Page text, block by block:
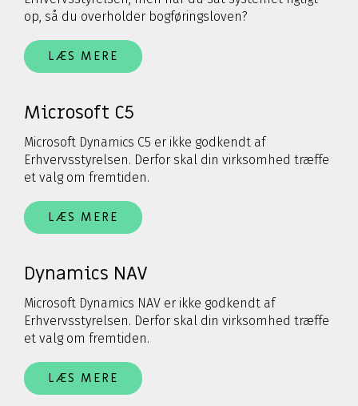
op, så du overholder bogføringsloven?
LÆS MERE
Microsoft C5
Microsoft Dynamics C5 er ikke godkendt af
Erhvervsstyrelsen. Derfor skal din virksomhed træffe
et valg om fremtiden.
LÆS MERE
Dynamics NAV
Microsoft Dynamics NAV er ikke godkendt af
Erhvervsstyrelsen. Derfor skal din virksomhed træffe
et valg om fremtiden.
LÆS MERE